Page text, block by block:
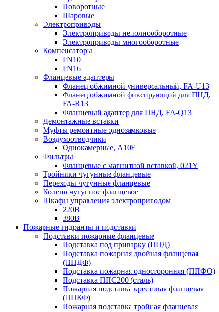
Поворотные
Шаровые
Электроприводы
Электроприводы неполнооборотные
Электроприводы многооборотные
Компенсаторы
PN10
PN16
Фланцевые адаптеры
Фланец обжимной универсальный, FA-U13
Фланец обжимной фиксирующий для ПНД,
FA-R13
Фланцевый адаптер для ПНД, FA-Q13
Демонтажные вставки
Муфты ремонтные однозамковые
Воздухоотводчики
Однокамерные, A10F
Фильтры
Фланцевые с магнитной вставкой, 021Y
Тройники чугунные фланцевые
Переходы чугунные фланцевые
Колено чугунное фланцевое
Шкафы управления электроприводом
220В
380В
Пожарные гидранты и подставки
Подставки пожарные фланцевые
Подставка под приварку (ППД)
Подставка пожарная двойная фланцевая
(ППДФ)
Подставка пожарная односторонняя (ППФО)
Подставка ППС200 (сталь)
Пожарная подставка крестовая фланцевая
(ППКФ)
Пожарная подставка тройная фланцевая